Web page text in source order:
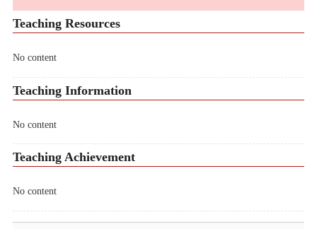
Teaching Resources
No content
Teaching Information
No content
Teaching Achievement
No content